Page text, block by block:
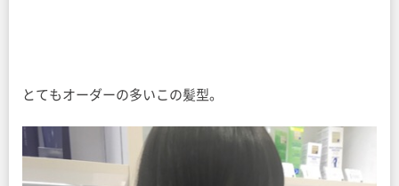
とてもオーダーの多いこの髪型。